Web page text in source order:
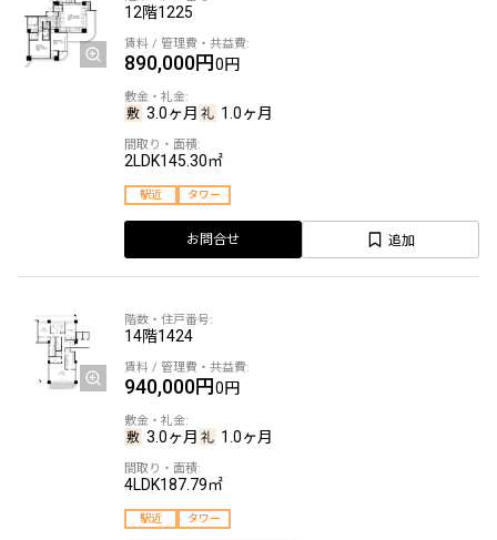
12階1225
890,000円0円
3.0ヶ月 1.0ヶ月
2LDK145.30㎡
駅近 タワー
お問合せ 追加
14階1424
940,000円0円
3.0ヶ月 1.0ヶ月
4LDK187.79㎡
駅近 タワー